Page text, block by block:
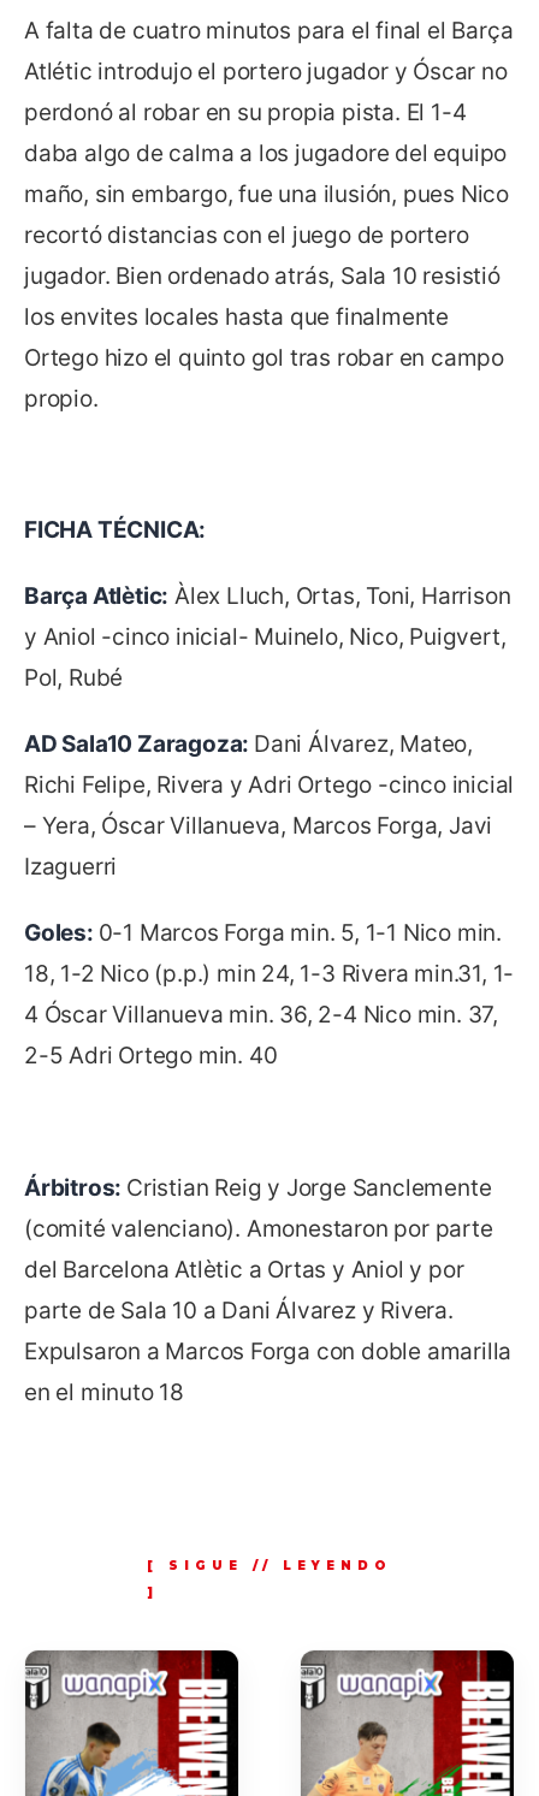
A falta de cuatro minutos para el final el Barça
Atlétic introdujo el portero jugador y Óscar no
perdonó al robar en su propia pista. El 1-4
daba algo de calma a los jugadore del equipo
maño, sin embargo, fue una ilusión, pues Nico
recortó distancias con el juego de portero
jugador. Bien ordenado atrás, Sala 10 resistió
los envites locales hasta que finalmente
Ortego hizo el quinto gol tras robar en campo
propio.
FICHA TÉCNICA:
Barça Atlètic: Àlex Lluch, Ortas, Toni, Harrison
y Aniol -cinco inicial- Muinelo, Nico, Puigvert,
Pol, Rubé
AD Sala10 Zaragoza: Dani Álvarez, Mateo,
Richi Felipe, Rivera y Adri Ortego -cinco inicial
– Yera, Óscar Villanueva, Marcos Forga, Javi
Izaguerri
Goles: 0-1 Marcos Forga min. 5, 1-1 Nico min.
18, 1-2 Nico (p.p.) min 24, 1-3 Rivera min.31, 1-
4 Óscar Villanueva min. 36, 2-4 Nico min. 37,
2-5 Adri Ortego min. 40
Árbitros: Cristian Reig y Jorge Sanclemente
(comité valenciano). Amonestaron por parte
del Barcelona Atlètic a Ortas y Aniol y por
parte de Sala 10 a Dani Álvarez y Rivera.
Expulsaron a Marcos Forga con doble amarilla
en el minuto 18